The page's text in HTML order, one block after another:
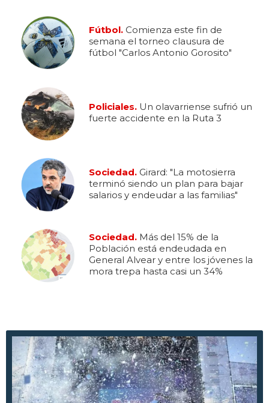
Fútbol. Comienza este fin de
semana el torneo clausura de
fútbol "Carlos Antonio Gorosito"
Policiales. Un olavarriense sufrió un
fuerte accidente en la Ruta 3
Sociedad. Girard: "La motosierra
terminó siendo un plan para bajar
salarios y endeudar a las familias"
Sociedad. Más del 15% de la
Población está endeudada en
General Alvear y entre los jóvenes la
mora trepa hasta casi un 34%